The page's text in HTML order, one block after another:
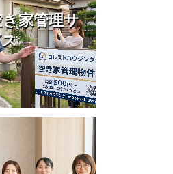
家管理サ